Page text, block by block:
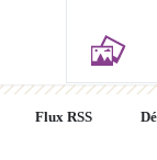
Flux RSS